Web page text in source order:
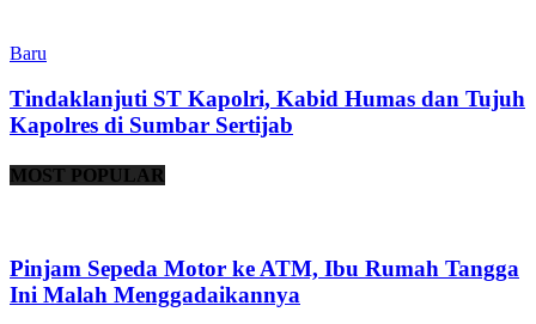
Baru
Tindaklanjuti ST Kapolri, Kabid Humas dan Tujuh
Kapolres di Sumbar Sertijab
MOST POPULAR
Pinjam Sepeda Motor ke ATM, Ibu Rumah Tangga
Ini Malah Menggadaikannya